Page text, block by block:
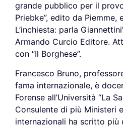
grande pubblico per il
Priebke”, edito da Piemme,
L’inchiesta: parla
Armando Curcio Editore.
con “Il Borghese”.
Francesco Bruno,
fama internazionale, è
Forense all’Università “La
Consulente di più Ministeri
internazionali ha scritto